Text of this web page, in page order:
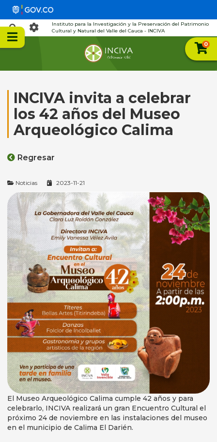
Instituto para la Investigación y la Preservación del Patrimonio
Cultural y Natural del Valle del Cauca - INCIVA
0
INCIVA invita a celebrar
los 42 años del Museo
Arqueológico Calima
Regresar
Noticias 2023-11-21
El Museo Arqueológico Calima cumple 42 años y para
celebrarlo, INCIVA realizará un gran Encuentro Cultural el
próximo 24 de noviembre en las instalaciones del museo
en el municipio de Calima El Darién.